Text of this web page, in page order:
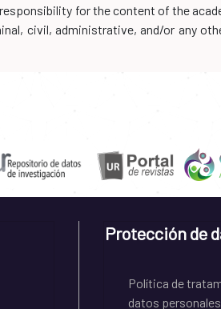
for the content of the
civil, administrative, and/or any
Protección de
Política de
datos personales